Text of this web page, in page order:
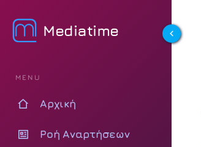
Mediatime
MENU
Αρχική
Ροή Αναρτήσεων